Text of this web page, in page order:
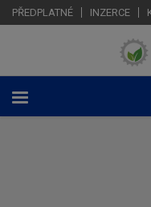
PŘEDPLATNÉ INZERCE